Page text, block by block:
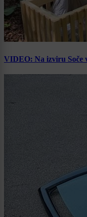
VIDEO: Na izviru Soče